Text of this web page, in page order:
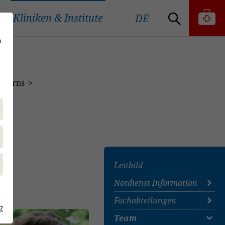
Kliniken & Institute DE
Interns
Leitbild
Notdienst Information
Übersicht
Erste-Hilfe-Maßnahmen
Fachabteilungen
Anästhesiologie
Team